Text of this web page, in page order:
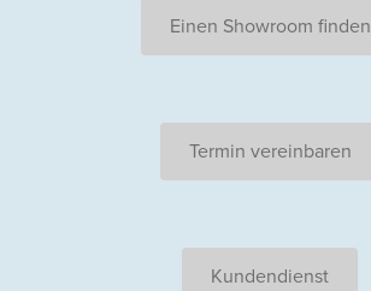
Einen Showroom finden
Termin vereinbaren
Kundendienst